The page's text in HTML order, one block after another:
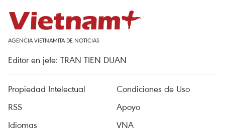
AGENCIA VIETNAMITA DE NOTICIAS
Editor en jefe: TRAN TIEN DUAN
Propiedad Intelectual
Condiciones de Uso
RSS
Apoyo
Idiomas
VNA